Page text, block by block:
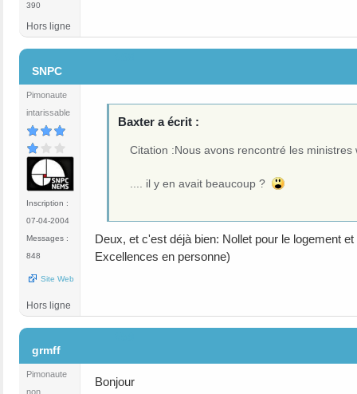
390
Hors ligne
SNPC
Pimonaute
intarissable
Inscription :
07-04-2004
Messages :
848
Site Web
Baxter a écrit :
Citation :Nous avons rencontré les ministres
.... il y en avait beaucoup ?
Deux, et c'est déjà bien: Nollet pour le logement
Excellences en personne)
Hors ligne
grmff
Pimonaute
non
Bonjour